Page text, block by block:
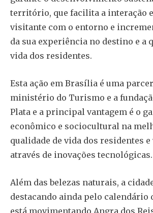
território, que facilita a interação
visitante com o entorno e
da sua experiência no destino e a
vida dos residentes.
Esta ação em Brasília é uma
ministério do Turismo e a
Plata e a principal vantagem é o
econômico e sociocultural na
qualidade de vida dos residentes
através de inovações tecnológicas.
Além das belezas naturais, a
destacando ainda pelo calendário